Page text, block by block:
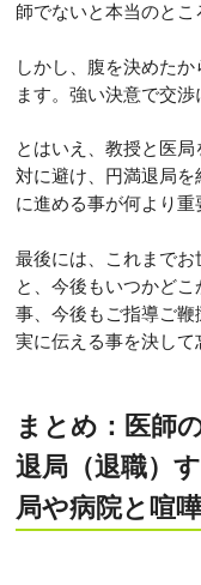
師でないと本当のとこ
しかし、腹を決めた
ます。強い決意で交渉
とはいえ、教授と医
対に避け、円満退局
に進める事が何より重
最後には、これまで
と、今後もいつかどこ
事、今後もご指導ご
実に伝える事を決して
まとめ：医師
退局（退職）
局や病院と喧